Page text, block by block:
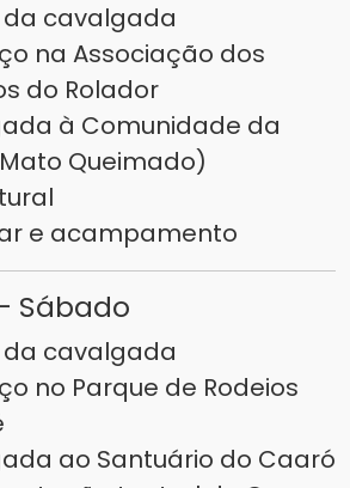
da cavalgada
na Associação dos
do Rolador
à Comunidade da
Queimado)
e acampamento
Sábado
da cavalgada
no Parque de Rodeios
ao Santuário do Caaró